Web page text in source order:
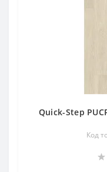
Quick-Step
Код